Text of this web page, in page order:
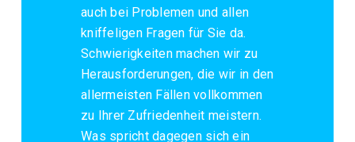
auch bei Problemen und allen
kniffeligen Fragen für Sie da.
Schwierigkeiten machen wir zu
Herausforderungen, die wir in den
allermeisten Fällen vollkommen
zu Ihrer Zufriedenheit meistern.
Was spricht dagegen sich ein